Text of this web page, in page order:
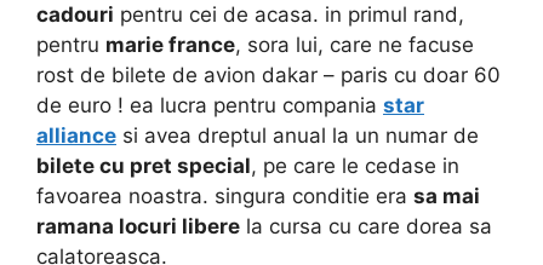
cadouri pentru cei de acasa. in primul rand,
pentru marie france, sora lui, care ne facuse
rost de bilete de avion dakar – paris cu doar 60
de euro ! ea lucra pentru compania star
alliance si avea dreptul anual la un numar de
bilete cu pret special, pe care le cedase in
favoarea noastra. singura conditie era sa mai
ramana locuri libere la cursa cu care dorea sa
calatoreasca.